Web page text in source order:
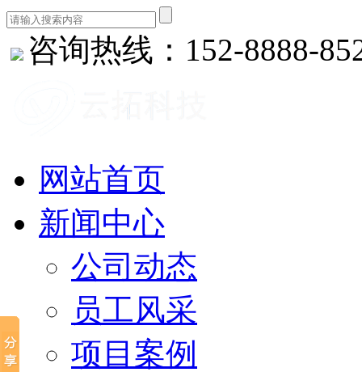
咨询热线：152-8888-
网站首页
新闻中心
公司动态
员工风采
项目案例